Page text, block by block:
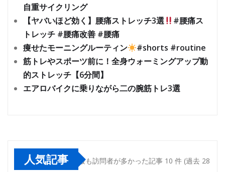
自重サイクリング
【ヤバいほど効く】腰痛ストレッチ3選
#腰痛ス
トレッチ #腰痛改善 #腰痛
痩せたモーニングルーティン
#shorts #routine
筋トレやスポーツ前に！全身ウォーミングアップ動
的ストレッチ【6分間】
エアロバイクに乗りながら二の腕筋トレ3選
人気記事 最も訪問者が多かった記事 10 件 (過去 28